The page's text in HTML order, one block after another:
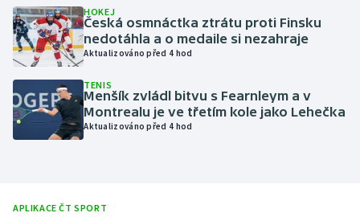
Motorsport
Olympijské hry
Parasport
Plavání
HOKEJ
Česká osmnáctka ztrátu proti Finsku
nedotáhla a o medaile si nezahraje
Aktualizováno před 4 hod
TENIS
Menšík zvládl bitvu s Fearnleym a v
Montrealu je ve třetím kole jako Lehečka
Aktualizováno před 4 hod
APLIKACE ČT SPORT